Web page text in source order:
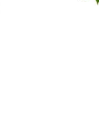
Нажмите, чтобы увеличить